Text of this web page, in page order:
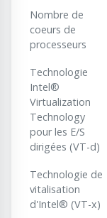
Nombre de
coeurs de
processeurs
Technologie
Intel®
Virtualization
Technology
pour les E/S
dirigées (VT-d)
Technologie de
vitalisation
d'Intel® (VT-x)